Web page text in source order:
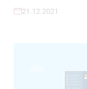
21.12.2021